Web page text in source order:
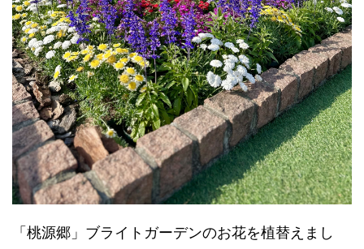
「桃源郷」ブライトガーデンのお花を植替えまし